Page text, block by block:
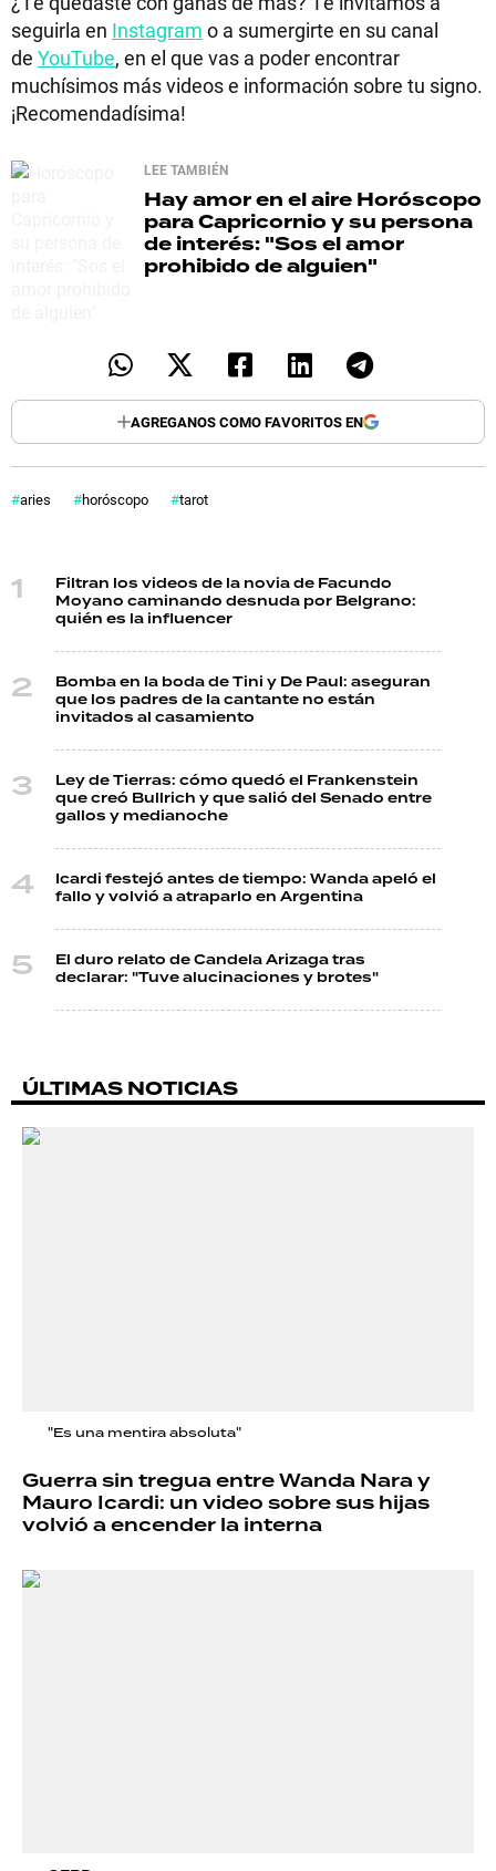
seguirla en Instagram o a sumergirte en su canal
de YouTube, en el que vas a poder encontrar
muchísimos más videos e información sobre tu signo.
¡Recomendadísima!
LEE TAMBIÉN
Hay amor en el aire Horóscopo
para Capricornio y su persona
de interés: "Sos el amor
prohibido de alguien"
AGREGANOS COMO FAVORITOS EN
aries horóscopo tarot
Filtran los videos de la novia de Facundo
Moyano caminando desnuda por Belgrano:
quién es la influencer
Bomba en la boda de Tini y De Paul: aseguran
que los padres de la cantante no están
invitados al casamiento
Ley de Tierras: cómo quedó el Frankenstein
que creó Bullrich y que salió del Senado entre
gallos y medianoche
Icardi festejó antes de tiempo: Wanda apeló el
fallo y volvió a atraparlo en Argentina
El duro relato de Candela Arizaga tras
declarar: "Tuve alucinaciones y brotes"
ÚLTIMAS NOTICIAS
"Es una mentira absoluta"
Guerra sin tregua entre Wanda Nara y
Mauro Icardi: un video sobre sus hijas
volvió a encender la interna